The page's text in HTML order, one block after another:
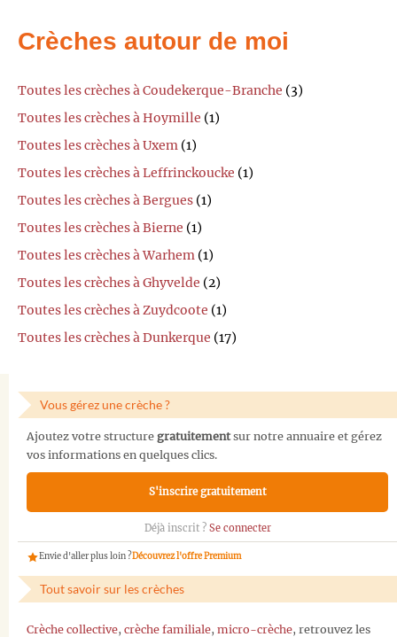
Crèches autour de moi
Toutes les crèches à Coudekerque-Branche (3)
Toutes les crèches à Hoymille (1)
Toutes les crèches à Uxem (1)
Toutes les crèches à Leffrinckoucke (1)
Toutes les crèches à Bergues (1)
Toutes les crèches à Bierne (1)
Toutes les crèches à Warhem (1)
Toutes les crèches à Ghyvelde (2)
Toutes les crèches à Zuydcoote (1)
Toutes les crèches à Dunkerque (17)
Vous gérez une crèche ?
Ajoutez votre structure gratuitementsur notre annuaire et gérez
vos informations en quelques clics.
S'inscrire gratuitement
Déjà inscrit ? Se connecter
Envie d'aller plus loin ?Découvrez l'offre Premium
Tout savoir sur les crèches
Crèche collective, crèche familiale, micro-crèche, retrouvez les